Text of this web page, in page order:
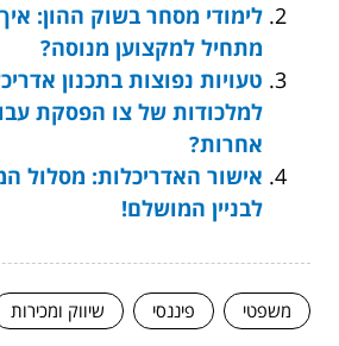
לימודי מסחר בשוק ההון:
מתחיל למקצוען מנוסה?
טעויות נפוצות בתכנון
למלכודות של צו הפסקת
אחרות?
אישור האדריכלות: מסלול
לבניין המושלם!
משפטי פיננסי שיווק ומכירות